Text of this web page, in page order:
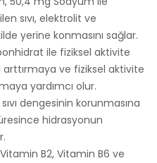
sıvı, elektrolit ve
yerine konmasını sağlar.
ile fiziksel aktivite
arttırmaya ve fiziksel aktivite
yardımcı olur.
dengesinin korunmasına
hidrasyonun
B2, Vitamin B6 ve